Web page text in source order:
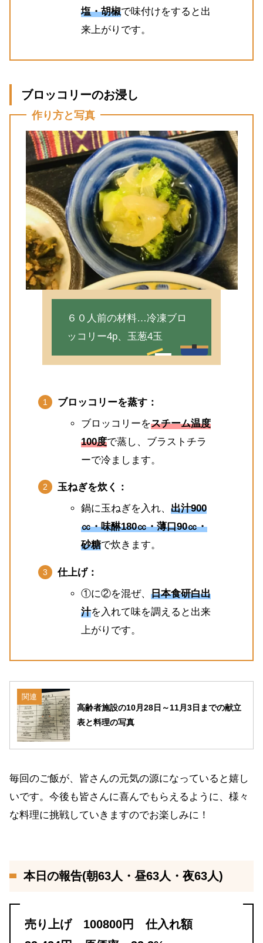
塩・胡椒で味付けをすると出
来上がりです。
ブロッコリーのお浸し
作り方と写真
６０人前の材料…冷凍ブロ
ッコリー4p、玉葱4玉
ブロッコリーを蒸す：
ブロッコリーをスチーム温度
100度で蒸し、ブラストチラ
ーで冷まします。
玉ねぎを炊く：
鍋に玉ねぎを入れ、 出汁900
㏄・味醂180㏄・薄口90㏄・
砂糖で炊きます。
仕上げ：
①に②を混ぜ、 日本食研白出
汁を入れて味を調えると出来
上がりです。
関連
高齢者施設の10月28日～11月3日までの献立
表と料理の写真
毎回のご飯が、皆さんの元気の源になっていると嬉し
いです。今後も皆さんに喜んでもらえるように、様々
な料理に挑戦していきますのでお楽しみに！
本日の報告(朝63人・昼63人・夜63人)
売り上げ 100800円 仕入れ額